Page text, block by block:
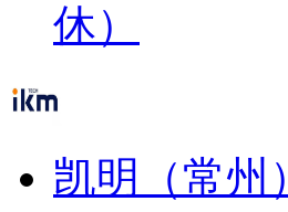
休）
凯明（常州